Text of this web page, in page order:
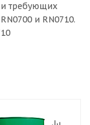
требующих
и RN0710.